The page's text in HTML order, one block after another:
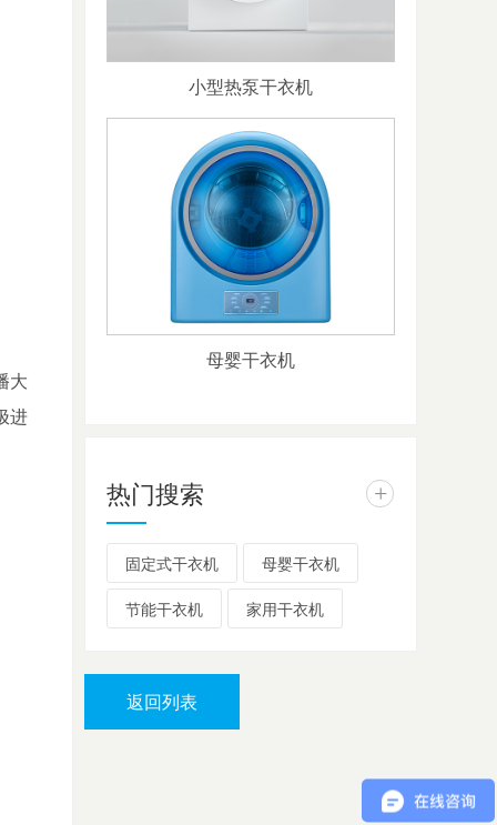
大
进
小型热泵干衣机
母婴干衣机
热门搜索 +
固定式干衣机 母婴干衣机
节能干衣机 家用干衣机
返回列表